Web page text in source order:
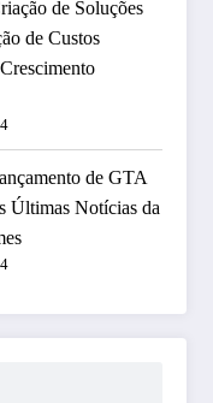
de Soluções
de Custos
de GTA
Últimas Notícias da